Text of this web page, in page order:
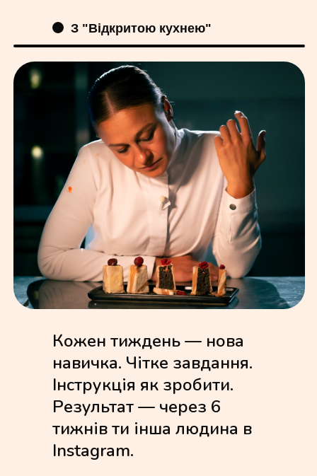
Кожен тиждень — нова
навичка. Чітке завдання.
Інструкція як зробити.
Результат — через 6
тижнів ти інша людина в
Instagram.
З "Відкритою кухнею"